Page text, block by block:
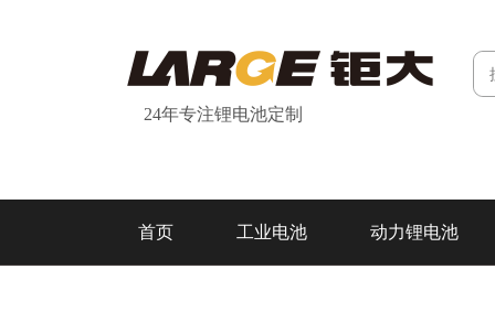
24年专注锂电池定制
首页 工业电池 动力锂电池